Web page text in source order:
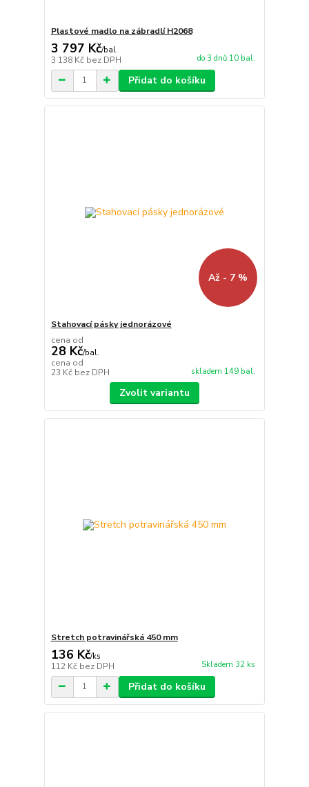
Plastové madlo na zábradlí H2068
3 797 Kč/bal.
3 138 Kč bez DPH do 3 dnů 10 bal.
Přidat do košíku
Až - 7 %
Stahovací pásky jednorázové
cena od
28 Kč/bal.
cena od
23 Kč bez DPH skladem 149 bal.
Zvolit variantu
Stretch potravinářská 450 mm
136 Kč/ks
112 Kč bez DPH Skladem 32 ks
Přidat do košíku